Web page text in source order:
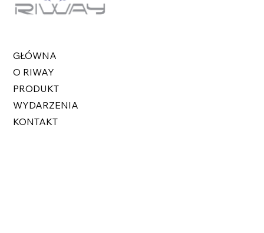
GŁÓWNA
O RIWAY
PRODUKT
WYDARZENIA
KONTAKT